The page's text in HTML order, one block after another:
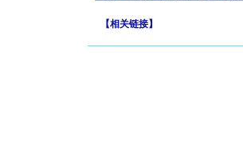
【相关链接】